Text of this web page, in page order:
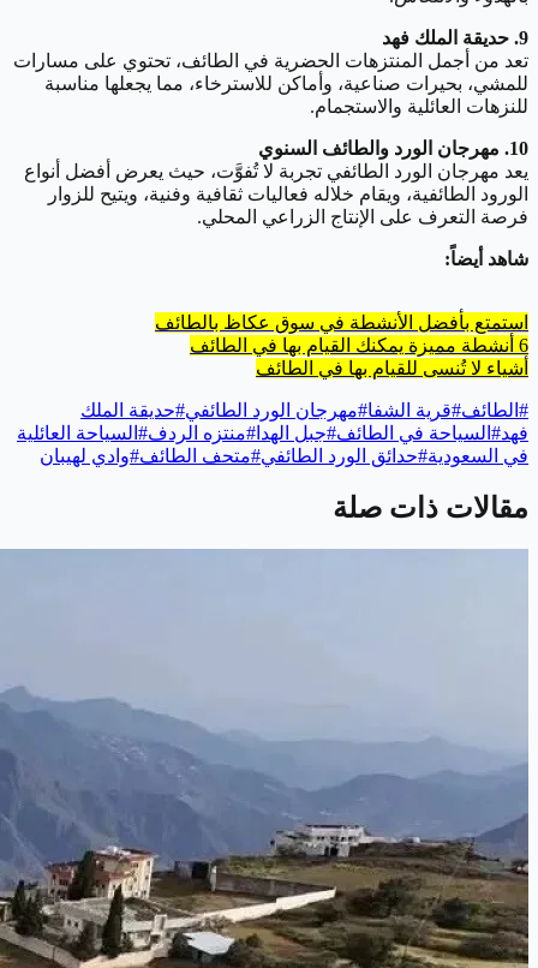
9. حديقة الملك فهد
تعد من أجمل المنتزهات الحضرية في الطائف، تحتوي على مسارات
للمشي، بحيرات صناعية، وأماكن للاسترخاء، مما يجعلها مناسبة
للنزهات العائلية والاستجمام.
10. مهرجان الورد والطائف السنوي
يعد مهرجان الورد الطائفي تجربة لا تُفوَّت، حيث يعرض أفضل أنواع
الورود الطائفية، ويقام خلاله فعاليات ثقافية وفنية، ويتيح للزوار
فرصة التعرف على الإنتاج الزراعي المحلي.
شاهد أيضاً:
استمتع بأفضل الأنشطة في سوق عكاظ بالطائف
6 أنشطة مميزة يمكنك القيام بها في الطائف
أشياء لا تُنسى للقيام بها في الطائف
# الطائف#قرية الشفا#مهرجان الورد الطائفي#حديقة الملك
فهد# السياحة في الطائف#جبل الهدا #منتزه الردف# السياحة العائلية
في السعودية#حدائق الورد الطائفي#متحف الطائف#وادي لهيبان
مقالات ذات صلة